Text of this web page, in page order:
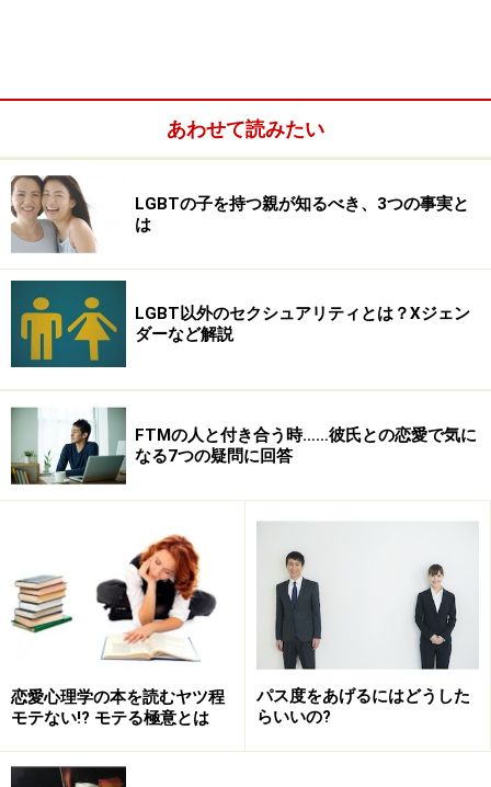
まずは東京国際レズビアン＆ゲイ映画祭
画をたくさん観ました。世界のゲイ映画をこんなにたく
さん一気に観ることができて、しかも会場もゲイだらけ
なので笑うツボとかもいっしょだし、お友達と映画の感
想を語り合ったりするのも楽しくて、とても幸せな時間
でした（詳しくはこちら）
ですが、今回はその行列がゲートを出て駅の方まで延び
ていてビックリ！しました。台湾や香港辺りのお客さん
エリアも本当に楽しくて、体が2つも3つもほしい、全部
楽しみたい！って本気で思いました（詳しくは
翌週には二丁目で、夏の風物詩「AiSOTOPE LOUNGE +
ALAMAS CAFE周年パーティ」が開催されました。
AiSOTOPE LOUNGEはバブル時代の六本木をテーマに、
Bro.KORNさんがライブを披露したり、平野ノラさんが登
に。ALAMAS CAFEは秋葉原をコンセプトにしてアニソ
あわせて読みたい
LGBTの子を持つ親が知るべき、3つの事実と
は
LGBT以外のセクシュアリティとは？Xジェン
ダーなど解説
FTMの人と付き合う時……彼氏との恋愛で気に
なる7つの疑問に回答
恋愛心理学の本を読むヤツ程
モテない!? モテる極意とは
パス度をあげるにはどうした
らいいの?